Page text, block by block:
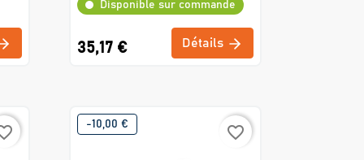
Disponible sur commande
35,17 € Détails
-10,00 € favorite_border